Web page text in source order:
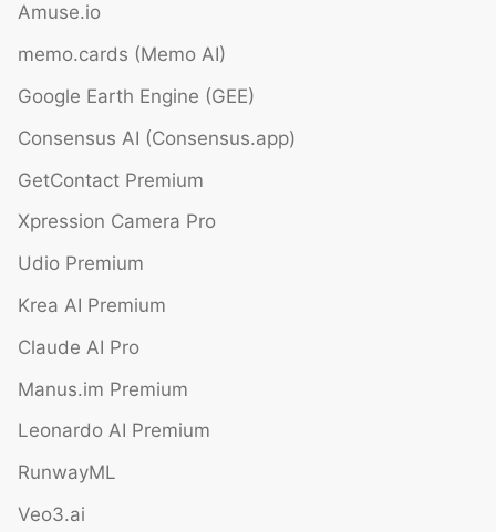
Amuse.io
memo.cards (Memo AI)
Google Earth Engine (GEE)
Consensus AI (Consensus.app)
GetContact Premium
Xpression Camera Pro
Udio Premium
Krea AI Premium
Claude AI Pro
Manus.im Premium
Leonardo AI Premium
RunwayML
Veo3.ai